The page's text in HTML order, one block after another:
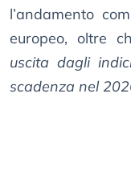
l’andamento
europeo, oltre
uscita dagli
scadenza nel